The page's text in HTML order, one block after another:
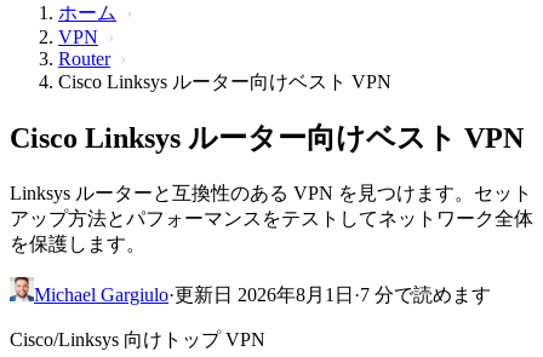
ホーム
VPN
Router
Cisco Linksys ルーター向けベスト VPN
Cisco Linksys ルーター向けベスト VPN
Linksys ルーターと互換性のある VPN を見つけます。セット
アップ方法とパフォーマンスをテストしてネットワーク全体
を保護します。
Michael Gargiulo·更新日 2026年8月1日 ·7 分で読めます
Cisco/Linksys 向けトップ VPN